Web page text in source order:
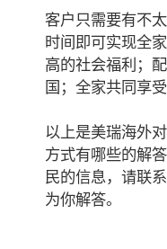
客户只需要有不
时间即可实现全
高的社会福利；
国；全家共同享
以上是美瑞海外
方式有哪些的解
民的信息，请联
为你解答。